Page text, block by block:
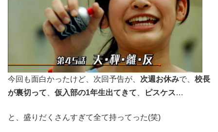
今回も面白かったけど、次回予告が、 次週お休みで、 校長
が裏切って
仮入部の1年生出てきて ピスケス…
と、盛りだくさんすぎて全て持ってった(笑)